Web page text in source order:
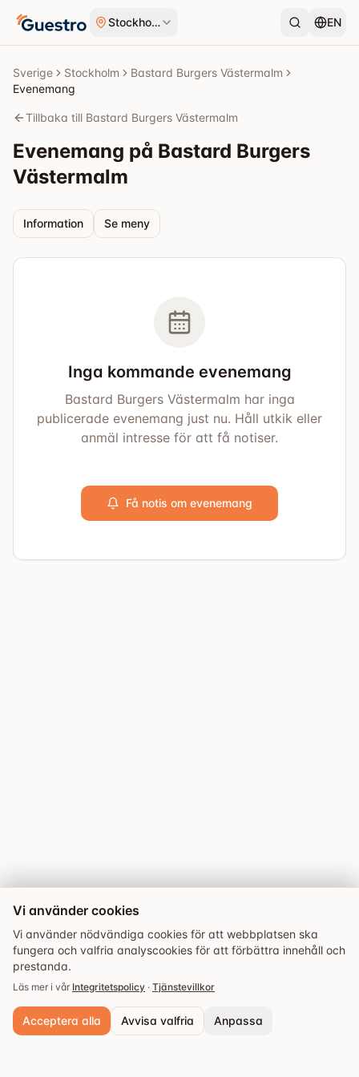
Stockholm EN
Sverige Stockholm
Bastard Burgers Västermalm
Evenemang
Tillbaka till Bastard Burgers Västermalm
Evenemang på Bastard Burgers
Västermalm
Information Se meny
Inga kommande evenemang
Bastard Burgers Västermalm har inga
publicerade evenemang just nu. Håll utkik eller
anmäl intresse för att få notiser.
Få notis om evenemang
Vi använder cookies
Vi använder nödvändiga cookies för att webbplatsen ska
fungera och valfria analyscookies för att förbättra innehåll och
prestanda.
Läs mer i vår Integritetspolicy · Tjänstevillkor
Acceptera alla Avvisa valfria Anpassa